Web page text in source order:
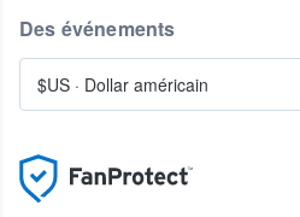
Des événements
$US · Dollar américain